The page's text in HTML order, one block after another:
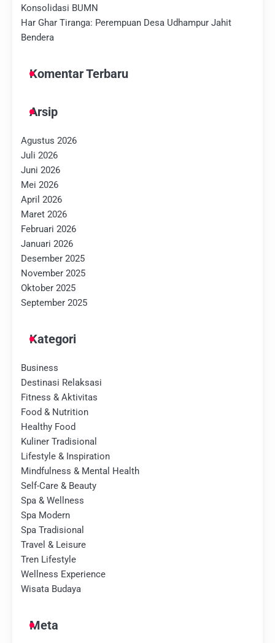
Konsolidasi BUMN
Har Ghar Tiranga: Perempuan Desa Udhampur Jahit
Bendera
Komentar Terbaru
Arsip
Agustus 2026
Juli 2026
Juni 2026
Mei 2026
April 2026
Maret 2026
Februari 2026
Januari 2026
Desember 2025
November 2025
Oktober 2025
September 2025
Kategori
Business
Destinasi Relaksasi
Fitness & Aktivitas
Food & Nutrition
Healthy Food
Kuliner Tradisional
Lifestyle & Inspiration
Mindfulness & Mental Health
Self-Care & Beauty
Spa & Wellness
Spa Modern
Spa Tradisional
Travel & Leisure
Tren Lifestyle
Wellness Experience
Wisata Budaya
Meta